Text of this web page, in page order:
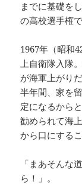
までに基礎を
の高校選手権
1967年（昭和
上自衛隊入隊
が海軍上がり
半年間、家を
定になるから
勧められて海
から口にする
「まあそんな
ら！」。